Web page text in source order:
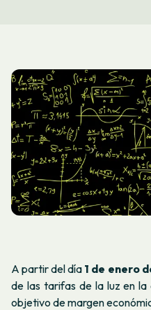
Idioma: ES CA GL EU
A partir del día 1 de enero
de las tarifas de la luz en
objetivo de margen